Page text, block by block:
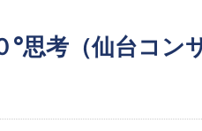
°思考（仙台コン